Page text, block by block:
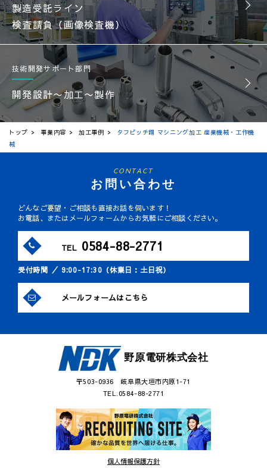
製造受託ライン
検査請負（画像検査機）
技術開発サポート部門
開発設計〜加工〜製作
トップ 事業内容 加工事例
タフピッチ銅 マシニング加工 産業機械・工作機
械
CONTACT
お問い合わせ
どんなご要望・ご相談も直接お話を伺います！
お電話、またはメールフォームからお気軽にご相談ください。
TEL 0584-88-2771
受付時間 ／ 9:00-17:30（休業日：土日祝）
メールフォームはこちら
野原電研株式会社
〒503-0936 岐阜県大垣市内原1-71
TEL.0584-88-2771
個人情報保護方針